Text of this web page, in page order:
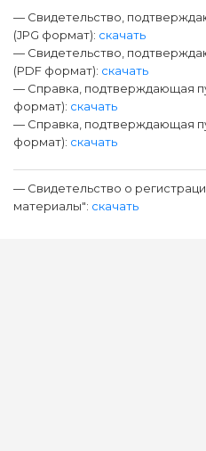
— Свидетельство,
(JPG формат): скачать
— Свидетельство,
(PDF формат): скачать
— Справка, подтверждающая
формат): скачать
— Справка, подтверждающая
формат): скачать
— Свидетельство о
материалы": скачать